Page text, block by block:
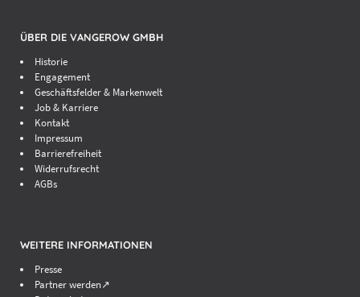
ÜBER DIE VANGEROW GMBH
Historie
Engagement
Geschäftsfelder & Markenwelt
Job & Karriere
Kontakt
Impressum
Barrierefreiheit
Widerrufsrecht
AGBs
WEITERE INFORMATIONEN
Presse
Partner werden↗